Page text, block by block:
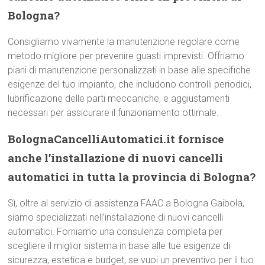
Bologna?
Consigliamo vivamente la manutenzione regolare come
metodo migliore per prevenire guasti imprevisti. Offriamo
piani di manutenzione personalizzati in base alle specifiche
esigenze del tuo impianto, che includono controlli periodici,
lubrificazione delle parti meccaniche, e aggiustamenti
necessari per assicurare il funzionamento ottimale.
BolognaCancelliAutomatici.it fornisce
anche l’installazione di nuovi cancelli
automatici in tutta la provincia di Bologna?
Sì, oltre al servizio di assistenza FAAC a Bologna Gaibola,
siamo specializzati nell’installazione di nuovi cancelli
automatici. Forniamo una consulenza completa per
scegliere il miglior sistema in base alle tue esigenze di
sicurezza, estetica e budget, se vuoi un preventivo per il tuo